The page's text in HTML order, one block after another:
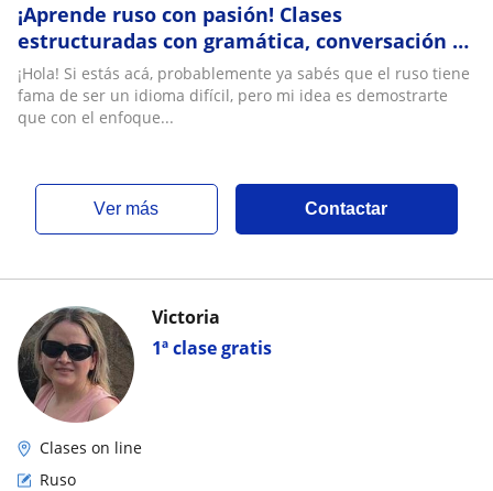
¡Aprende ruso con pasión! Clases
estructuradas con gramática, conversación y
cultura para todos los niveles
¡Hola! Si estás acá, probablemente ya sabés que el ruso tiene
fama de ser un idioma difícil, pero mi idea es demostrarte
que con el enfoque...
ver más Contactar
1ª clase gratis
Victoria
Clases on line
Ruso